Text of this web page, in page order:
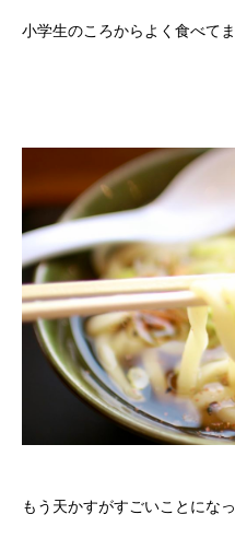
小学生のころからよく食べてま
もう天かすがすごいことにな